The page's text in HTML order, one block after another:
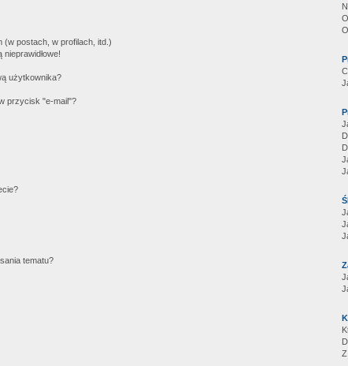
(w postach, w profilach, itd.)
użytkownika?
przycisk "e-mail"?
tematu?